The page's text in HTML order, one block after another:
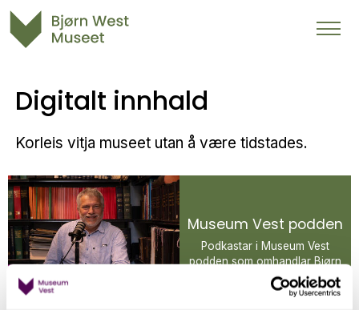
Digitalt innhald
Korleis vitja museet utan å være tidstades.
Museum Vest podden
Podkastar i Museum Vest
podden som omhandlar Bjørn
West og andre verdskrigen.